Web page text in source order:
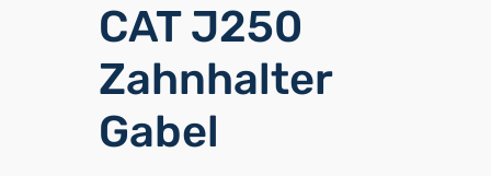
CAT J250
Zahnhalter
Gabel